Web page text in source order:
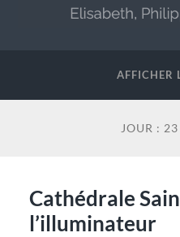
AFFICHER
JOUR :
Cathédrale
l’illuminateur